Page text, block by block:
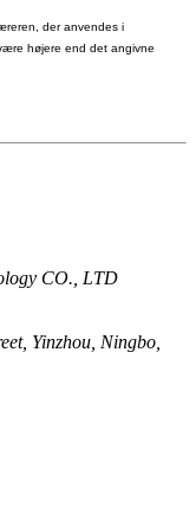
der anvendes i
højere end det angivne
CO., LTD
Yinzhou, Ningbo,